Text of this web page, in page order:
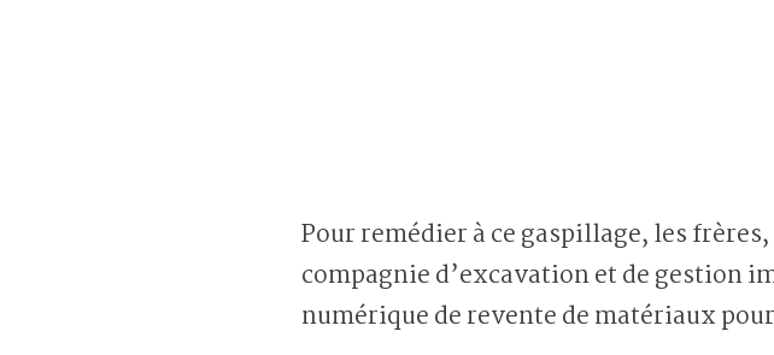
Pour remédier à ce gaspillage, les
compagnie d’excavation et de gestion
numérique de revente de matériaux